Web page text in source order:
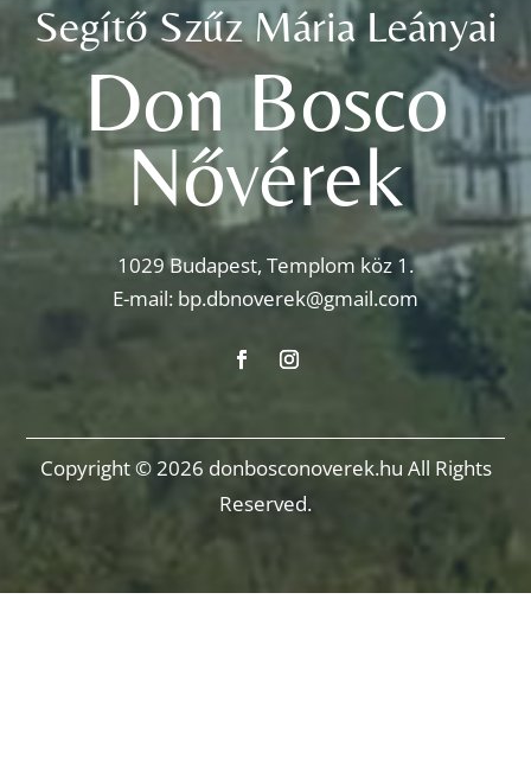
Segítő Szűz Mária Leányai
Don Bosco
Nővérek
1029 Budapest, Templom köz 1.
E-mail: bp.dbnoverek@gmail.com
Copyright © 2026 donbosconoverek.hu All Rights
Reserved.